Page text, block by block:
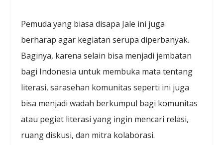
Pemuda yang biasa disapa Jale ini juga
berharap agar kegiatan serupa diperbanyak.
Baginya, karena selain bisa menjadi jembatan
bagi Indonesia untuk membuka mata tentang
literasi, sarasehan komunitas seperti ini juga
bisa menjadi wadah berkumpul bagi komunitas
atau pegiat literasi yang ingin mencari relasi,
ruang diskusi, dan mitra kolaborasi.